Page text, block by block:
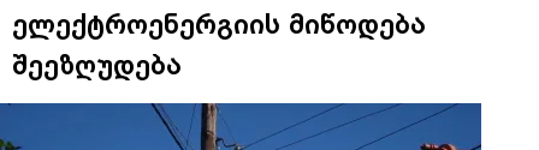
ელექტროენერგიის მიწოდება
შეეზღუდება